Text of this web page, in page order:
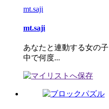
mt.saji
mt.saji
あなたと連動する女の
中で何度...